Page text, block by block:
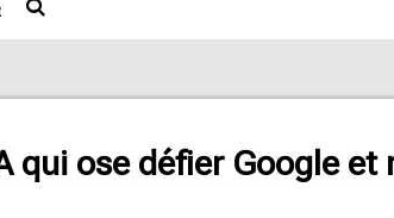
qui ose défier Google et